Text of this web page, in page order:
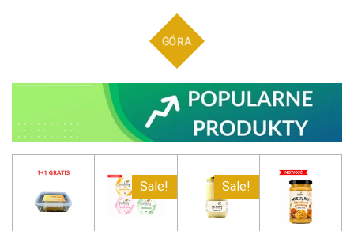
GÓRA
Sale! Sale!